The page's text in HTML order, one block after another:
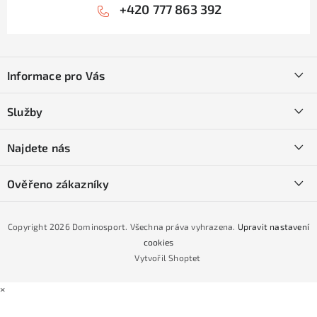
+420 777 863 392
pInformace pro Vás
Obchodní podmínky
Podmínky GDPR
Podmínky nákupu na splátky ESSOX
Služby
Naše prodejna
Najdete nás
Ověřeno zákazníky
Vytvořil Shoptet
Copyright 2026 Dominosport. Všechna práva vyhrazena. Upravit nastavení
cookies
×